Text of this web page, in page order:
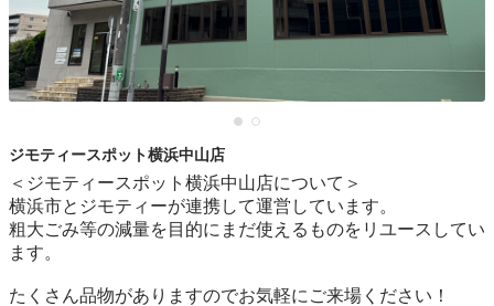
ジモティースポット横浜中山店
＜ジモティースポット横浜中山店について＞
横浜市とジモティーが連携して運営しています。
粗⼤ごみ等の減量を⽬的にまだ使えるものをリユースしてい
ます。
たくさん品物がありますのでお気軽にご来場ください！